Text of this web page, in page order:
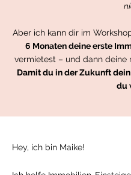
Aber ich kann dir im
6 Monaten deine erste
vermietest – und dann deine
Damit du in der Zukunft
du
Hey, ich bin Maike!